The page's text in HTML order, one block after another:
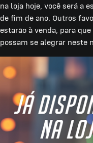
na loja hoje, você será a
de fim de ano. Outros
estarão à venda, para
possam se alegrar neste